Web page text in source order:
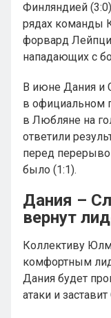
Финляндией
рядах команды
форвард
нападающих с
В июне Дания и
в официальном
в Любляне на
ответили
перед
было (1:1).
Дания –
вернут
Коллективу
комфортным
Дания будет
атаки и